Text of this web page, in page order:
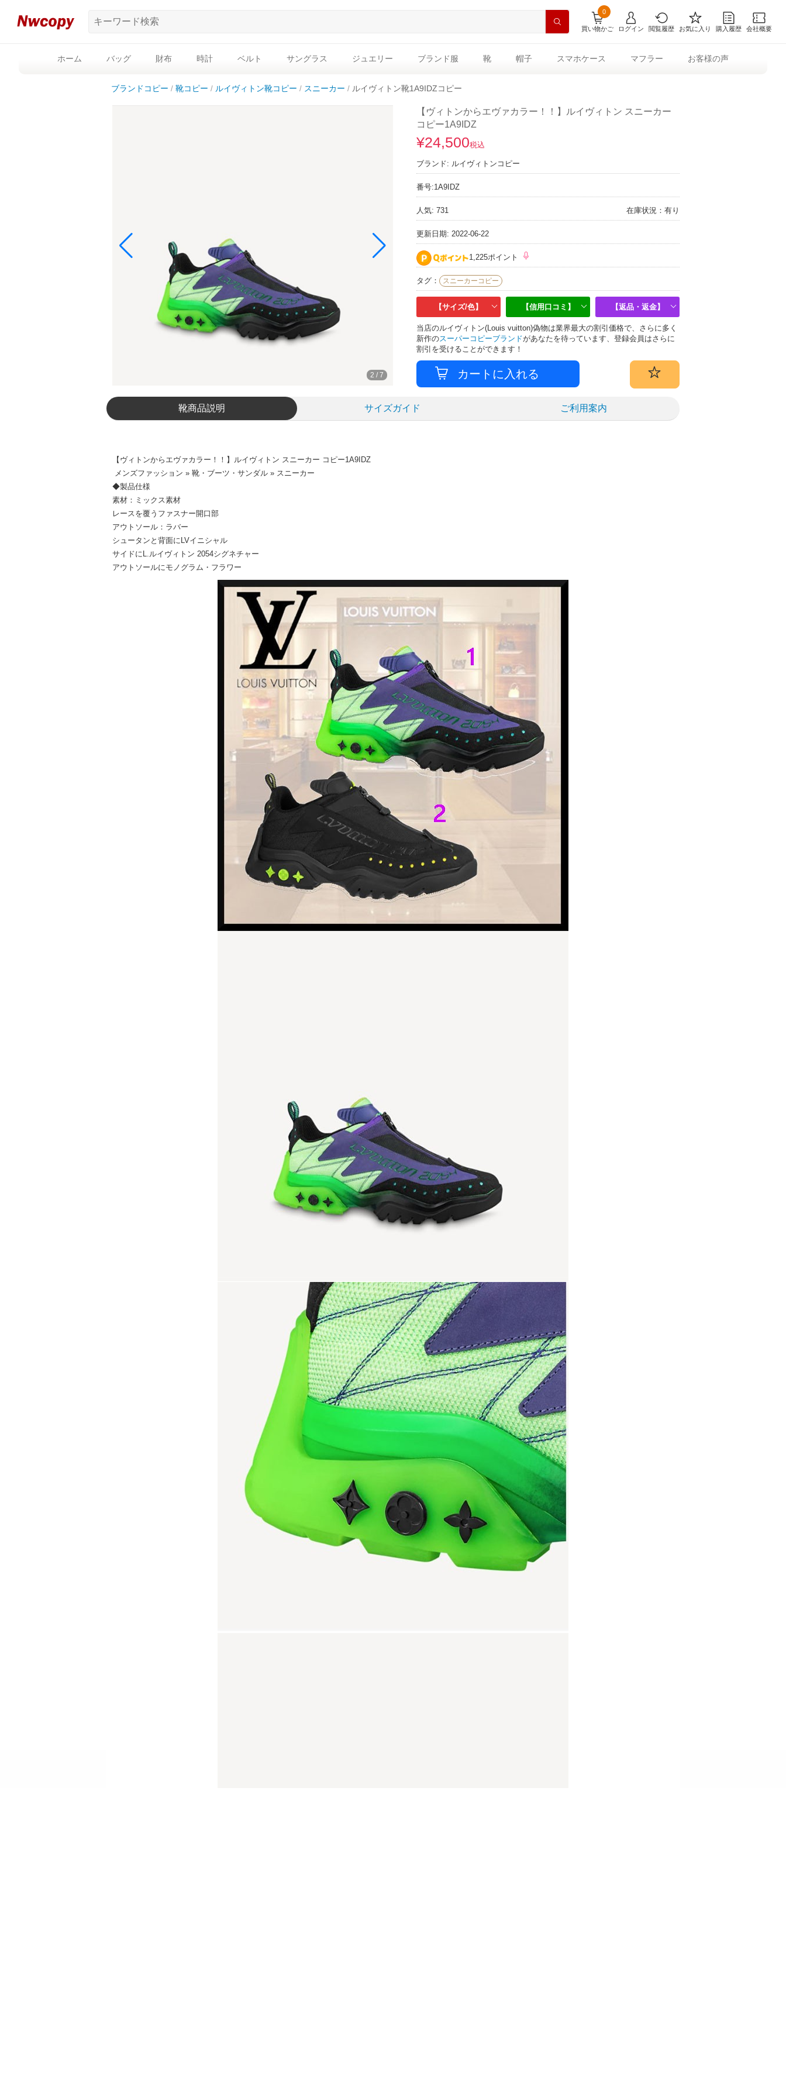
買い物かご
0
ログイン 閲覧履歴 お気に入り 購入履歴 会社概要
ホーム バッグ 財布 時計 ベルト サングラス ジュエリー ブランド服 靴 帽子 スマホケース マフラー お客様の声
ブランドコピー 靴コピー ルイヴィトン靴コピー スニーカー ルイヴィトン靴1A9IDZコピー
3 / 7
【ヴィトンからエヴァカラー！！】ルイヴィトン スニーカー
コピー1A9IDZ
¥24,500税込
ブランド: ルイヴィトンコピー
番号:1A9IDZ
人気: 731 在庫状況：有り
更新日期: 2022-06-22
1,225ポイント
タグ： スニーカーコピー
【サイズ/色】 【信用口コミ】 【返品・返金】
当店のルイヴィトン(Louis vuitton)偽物は業界最大の割引価格で、さらに多く
新作のスーパーコピーブランドがあなたを待っています、登録会員はさらに
割引を受けることができます！
靴商品説明 サイズガイド ご利用案内
【ヴィトンからエヴァカラー！！】ルイヴィトン スニーカー コピー1A9IDZ
メンズファッション » 靴・ブーツ・サンダル » スニーカー
◆製品仕様
素材：ミックス素材
レースを覆うファスナー開口部
アウトソール：ラバー
シュータンと背面にLVイニシャル
サイドにL.ルイヴィトン 2054シグネチャー
アウトソールにモノグラム・フラワー